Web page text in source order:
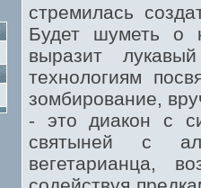
стремилась
Будет шуметь о
выразит
технологиям
зомбирование,
- это диакон с
святыней с
вегетарианца,